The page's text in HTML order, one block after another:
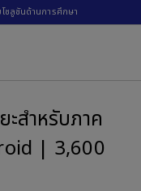
ซลูชันด้านการศึกษา
ะสำหรับภาค
| 3,600